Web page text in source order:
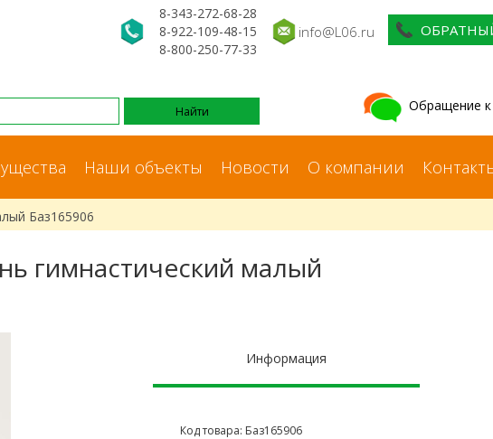
8-343-272-68-28
8-922-109-48-15
8-800-250-77-33
info@L06.ru
Обращение к
Наши объекты Новости О компании
Баз165906
гимнастический малый
Информация
Код товара: Баз165906